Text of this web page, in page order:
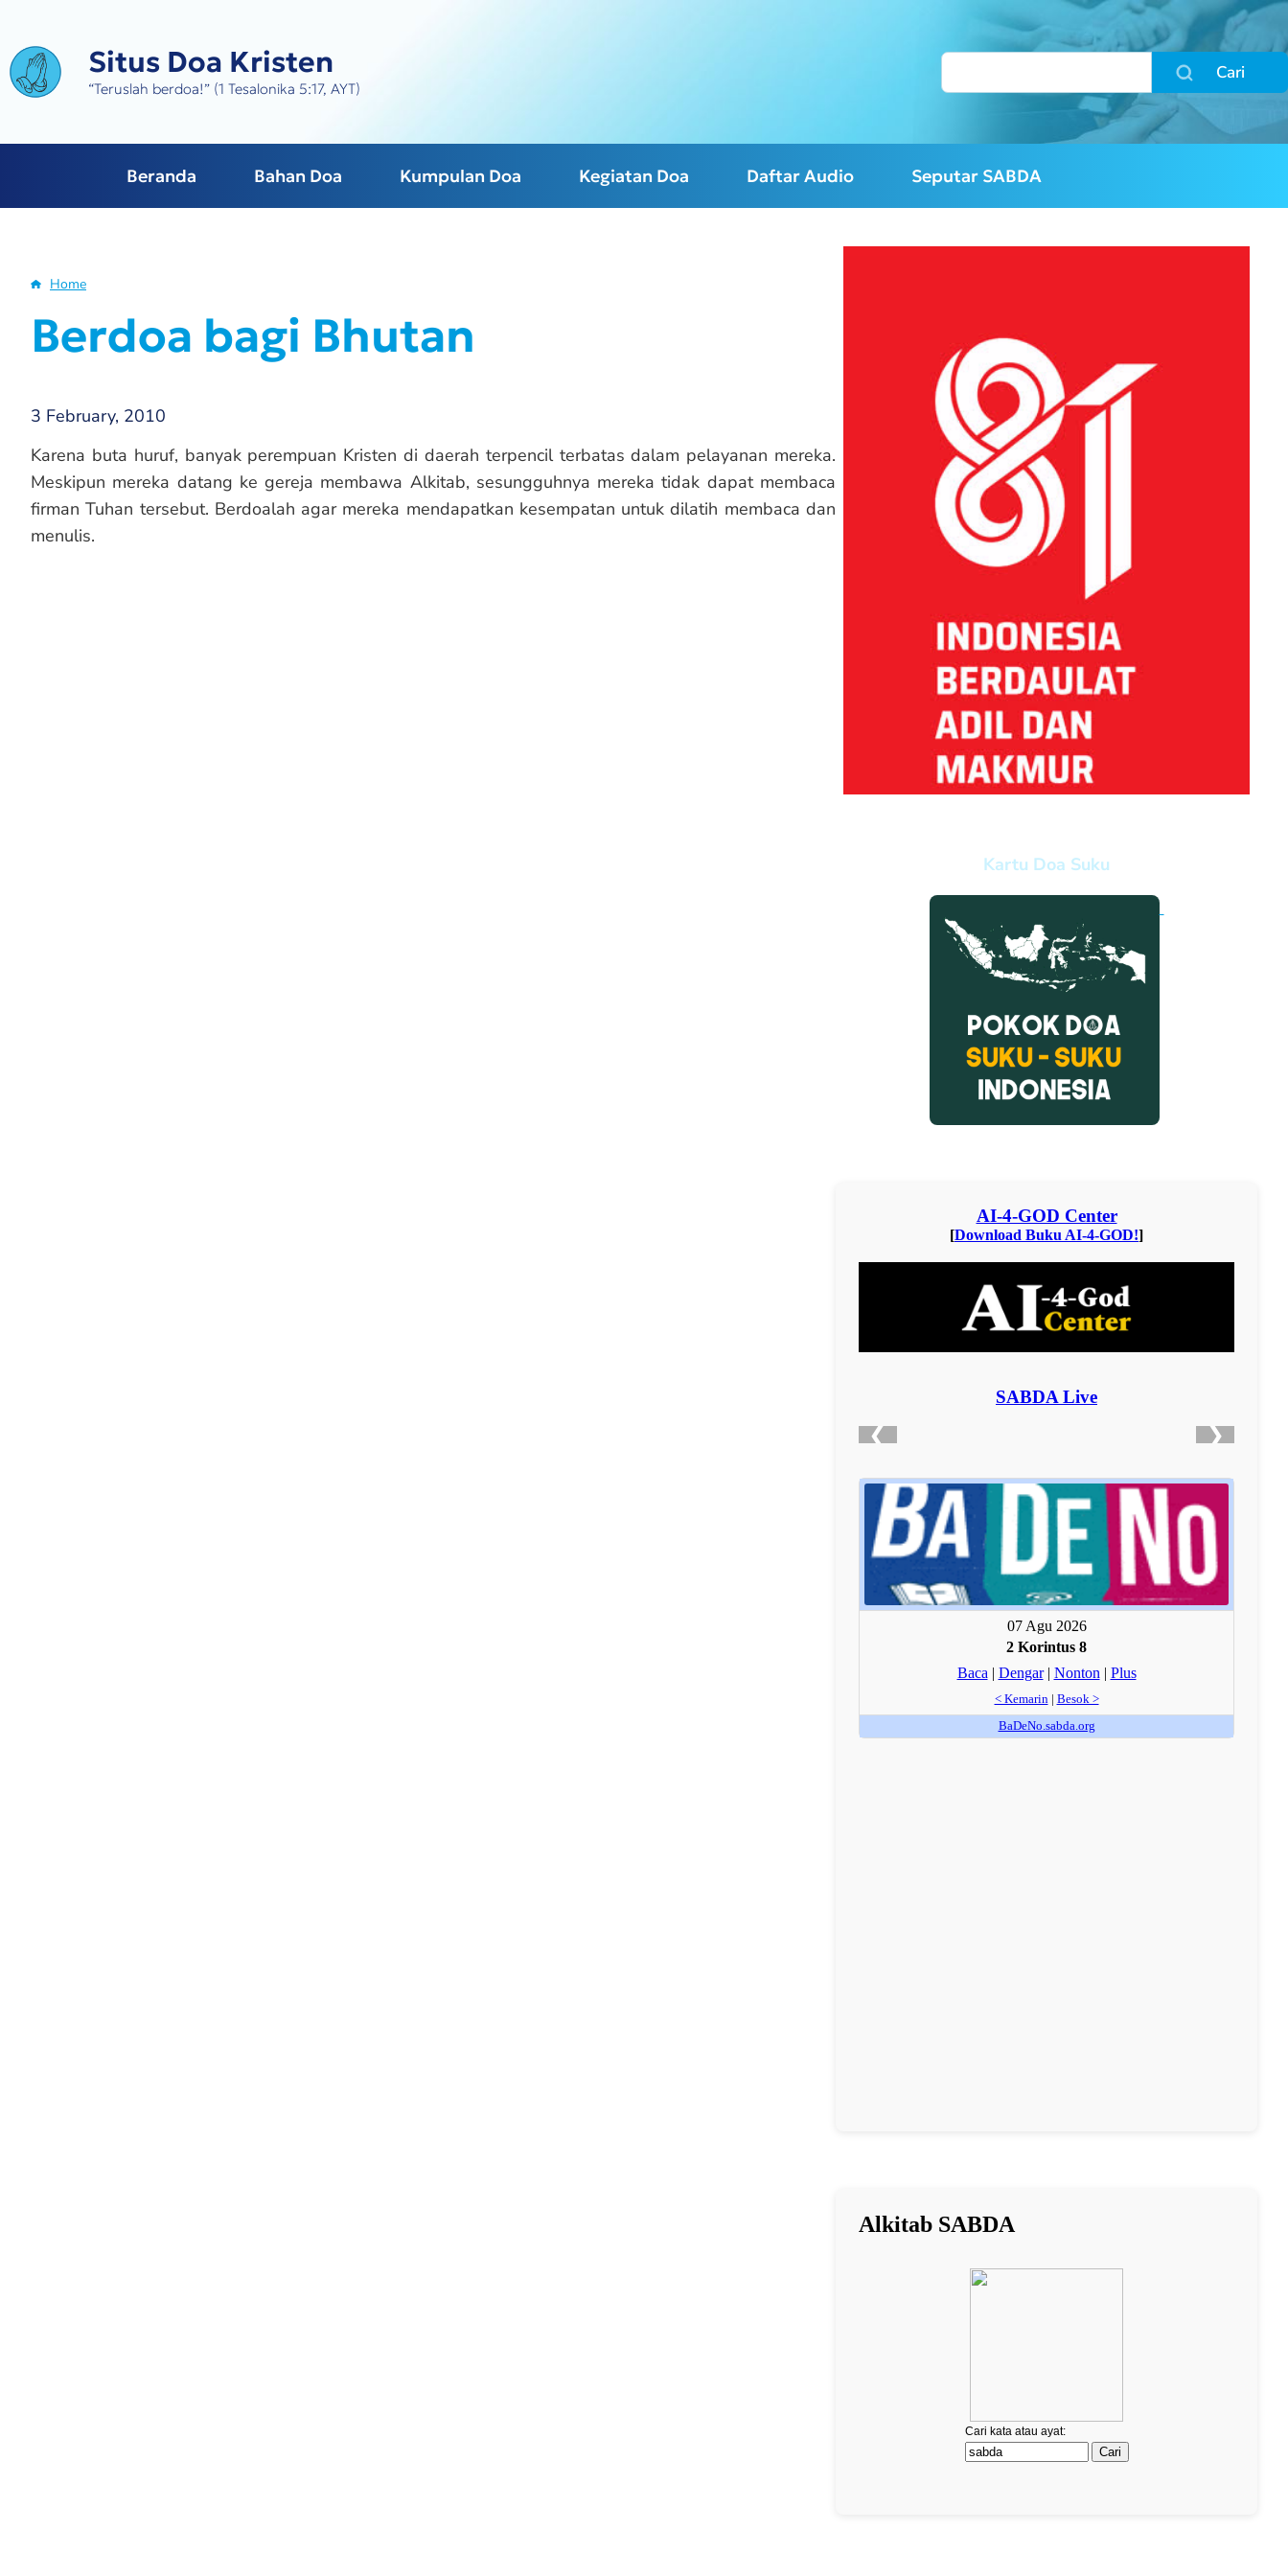
main
content
Situs Doa Kristen
“Teruslah berdoa!” (1 Tesalonika 5:17, AYT)
Beranda Bahan Doa Kumpulan Doa Kegiatan Doa Daftar Audio Seputar SABDA
Home
Berdoa bagi Bhutan
3 February, 2010
Karena buta huruf, banyak perempuan Kristen di daerah terpencil terbatas dalam pelayanan mereka.
Meskipun mereka datang ke gereja membawa Alkitab, sesungguhnya mereka tidak dapat membaca
firman Tuhan tersebut. Berdoalah agar mereka mendapatkan kesempatan untuk dilatih membaca dan
menulis.
Kartu Doa Suku